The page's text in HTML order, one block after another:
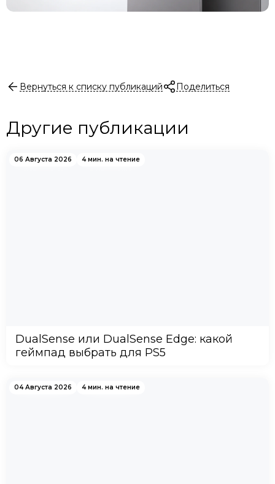
Вернуться к списку публикаций Поделиться
Другие публикации
06 Августа 2026 4 мин. на чтение
DualSense или DualSense Edge: какой
геймпад выбрать для PS5
04 Августа 2026 4 мин. на чтение